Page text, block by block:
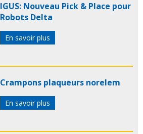
IGUS: Nouveau Pick & Place pour
Robots Delta
En savoir plus
Crampons plaqueurs norelem
En savoir plus